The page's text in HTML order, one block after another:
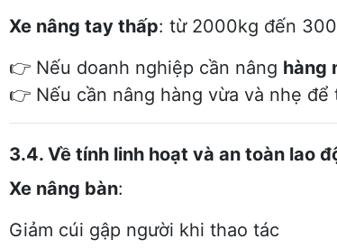
Xe nâng tay thấp: từ 2000kg đến
👉 Nếu doanh nghiệp cần nâng hàng
👉 Nếu cần nâng hàng vừa và nhẹ để
3.4. Về tính linh hoạt và an toàn lao
Xe nâng bàn:
Giảm cúi gập người khi thao tác